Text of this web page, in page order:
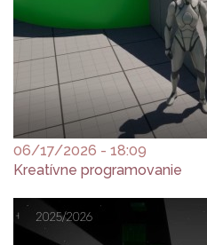
06/17/2026 - 18:09
Kreatívne programovanie